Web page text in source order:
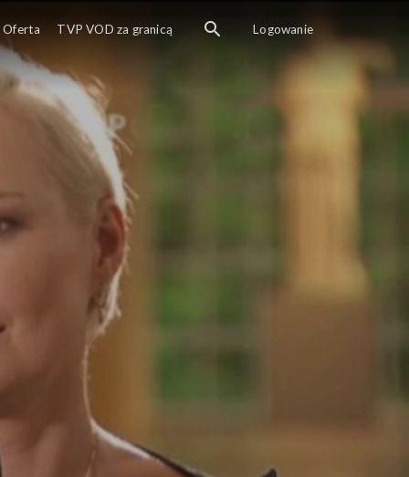
Oferta TVP VOD za granicą Logowanie